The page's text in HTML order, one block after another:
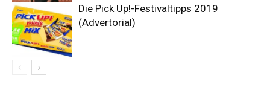
Die Pick Up!-Festivaltipps 2019
(Advertorial)